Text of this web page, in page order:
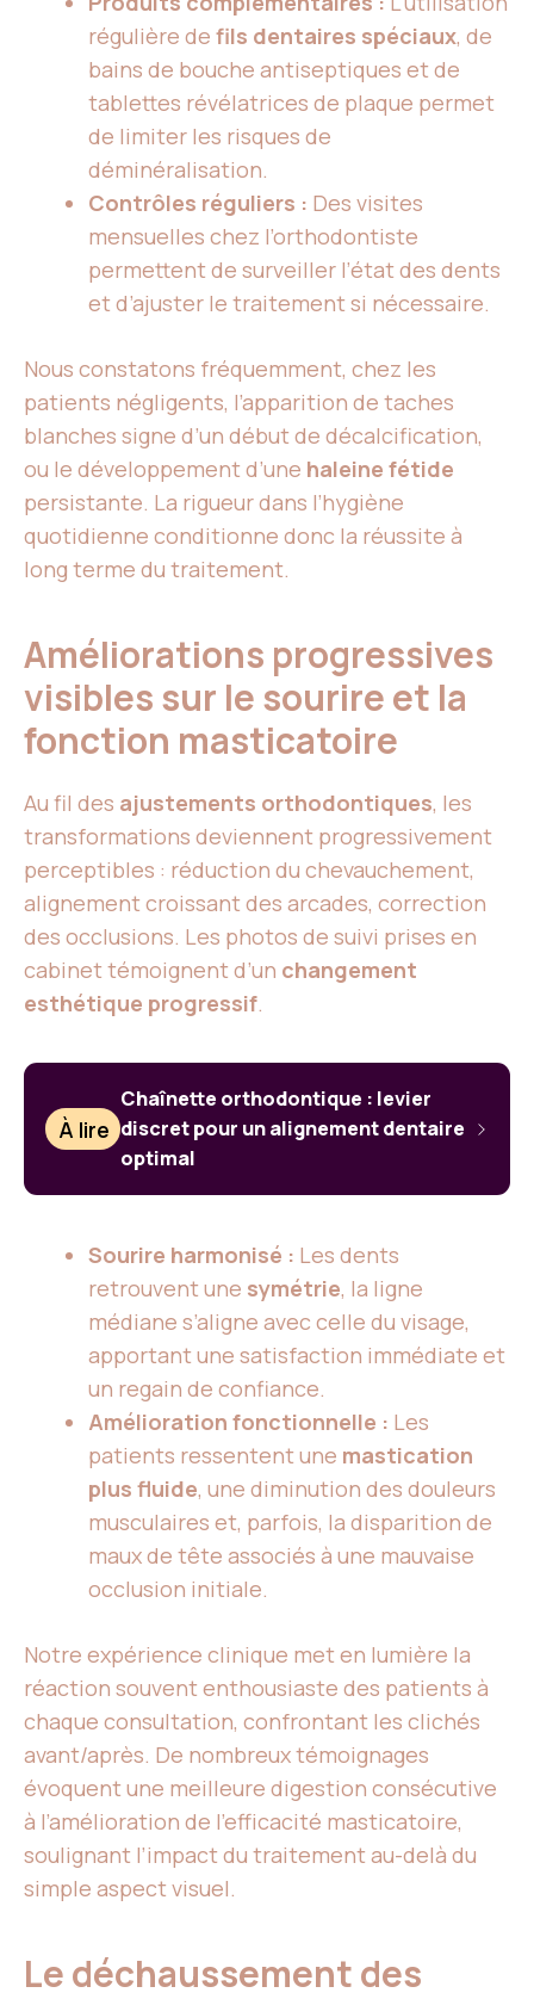
régulière de fils dentaires spéciaux, de
bains de bouche antiseptiques et de
tablettes révélatrices de plaque permet
de limiter les risques de
déminéralisation.
Contrôles réguliers : Des visites
mensuelles chez l’orthodontiste
permettent de surveiller l’état des dents
et d’ajuster le traitement si nécessaire.
Nous constatons fréquemment, chez les
patients négligents, l’apparition de taches
blanches signe d’un début de décalcification,
ou le développement d’une haleine fétide
persistante. La rigueur dans l’hygiène
quotidienne conditionne donc la réussite à
long terme du traitement.
Améliorations progressives
visibles sur le sourire et la
fonction masticatoire
Au fil des ajustements orthodontiques, les
transformations deviennent progressivement
perceptibles : réduction du chevauchement,
alignement croissant des arcades, correction
des occlusions. Les photos de suivi prises en
cabinet témoignent d’un changement
esthétique progressif.
À lire
Chaînette orthodontique : levier
discret pour un alignement dentaire
optimal
Sourire harmonisé : Les dents
retrouvent une symétrie, la ligne
médiane s’aligne avec celle du visage,
apportant une satisfaction immédiate et
un regain de confiance.
Amélioration fonctionnelle : Les
patients ressentent une mastication
plus fluide, une diminution des douleurs
musculaires et, parfois, la disparition de
maux de tête associés à une mauvaise
occlusion initiale.
Notre expérience clinique met en lumière la
réaction souvent enthousiaste des patients à
chaque consultation, confrontant les clichés
avant/après. De nombreux témoignages
évoquent une meilleure digestion consécutive
à l’amélioration de l’efficacité masticatoire,
soulignant l’impact du traitement au-delà du
simple aspect visuel.
Le déchaussement des